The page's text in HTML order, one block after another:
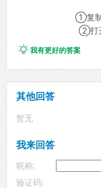
①复制
②打
我有更好的答案
其他回答
暂无
我来回答
昵称:
验证码: